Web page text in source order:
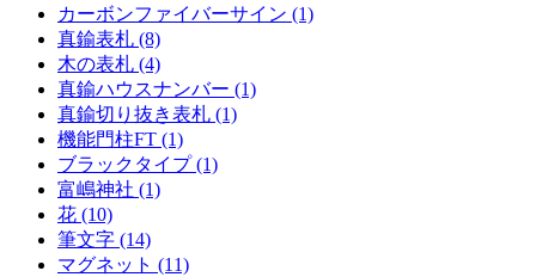
カーボンファイバーサイン (1)
真鍮表札 (8)
木の表札 (4)
真鍮ハウスナンバー (1)
真鍮切り抜き表札 (1)
機能門柱FT (1)
ブラックタイプ (1)
富嶋神社 (1)
花 (10)
筆文字 (14)
マグネット (11)